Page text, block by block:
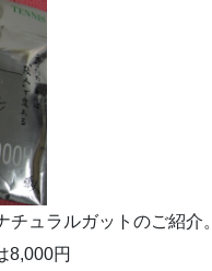
ュラルガットのご紹介。
8,000円